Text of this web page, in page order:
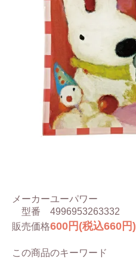
メーカーユーパワー
型番
4996953263332
販売価格600円(税込660円)
この商品のキーワード